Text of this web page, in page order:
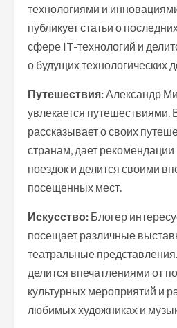
технологиями и
публикует статьи о
сфере IT-технологий и
о будущих технологических
Путешествия:Александр
увлекается путешествиями.
рассказывает о своих
странам, дает
поездок и делится своими
посещенных мест.
Искусство: Блогер
посещает различные
театральные
делится впечатлениями от
культурных мероприятий и
любимых художниках и